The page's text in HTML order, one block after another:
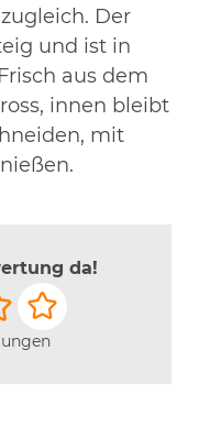
Der
und ist in
aus dem
innen bleibt
mit
da!